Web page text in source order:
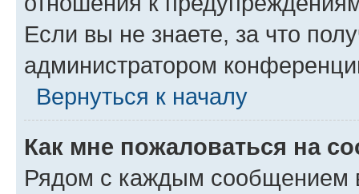
Если вы не знаете, за что
администратором
Вернуться к началу
Как мне пожаловаться на
Рядом с каждым сообщением